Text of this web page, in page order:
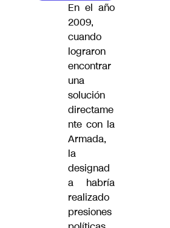
En el año
2009,
cuando
lograron
encontrar
una
solución
directame
nte con la
Armada,
la
designad
a habría
realizado
presiones